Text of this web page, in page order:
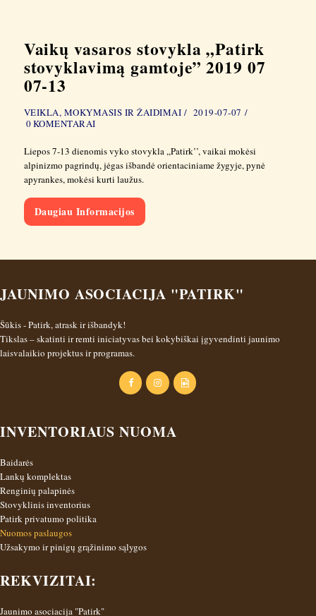
Vaikų vasaros stovykla „Patirk
stovyklavimą gamtoje” 2019 07
07-13
VEIKLA, MOKYMASIS IR ŽAIDIMAI
2019-07-07
0KOMENTARAI
Liepos 7-13 dienomis vyko stovykla ,,Patirk’’, vaikai mokėsi
alpinizmo pagrindų, jėgas išbandė orientaciniame žygyje, pynė
apyrankes, mokėsi kurti laužus.
Daugiau Informacijos
JAUNIMO ASOCIACIJA "PATIRK"
Šūkis - Patirk, atrask ir išbandyk!
Tikslas – skatinti ir remti iniciatyvas bei kokybiškai įgyvendinti jaunimo
laisvalaikio projektus ir programas.
INVENTORIAUS NUOMA
Baidarės
Lankų komplektas
Renginių palapinės
Stovyklinis inventorius
Patirk privatumo politika
Nuomos paslaugos
Užsakymo ir pinigų grąžinimo sąlygos
REKVIZITAI:
Jaunimo asociacija "Patirk"